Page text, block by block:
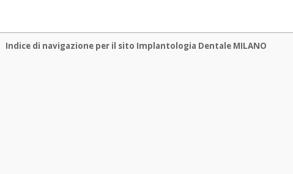
Indice di navigazione per il sito Implantologia Dentale MILANO